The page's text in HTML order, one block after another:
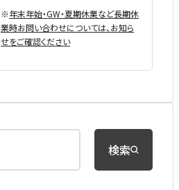
※年末年始・GW・夏期休業など⻑期休
業時お問い合わせについては、お知ら
せをご確認ください
検索